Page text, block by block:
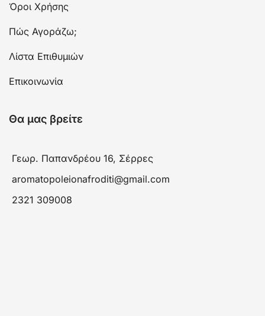
Όροι Χρήσης
Πώς Αγοράζω;
Λίστα Επιθυμιών
Επικοινωνία
Θα μας βρείτε
Γεωρ. Παπανδρέου 16, Σέρρες
aromatopoleionafroditi@gmail.com
2321 309008